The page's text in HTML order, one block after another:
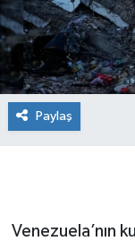
Paylaş
Venezuela’nın